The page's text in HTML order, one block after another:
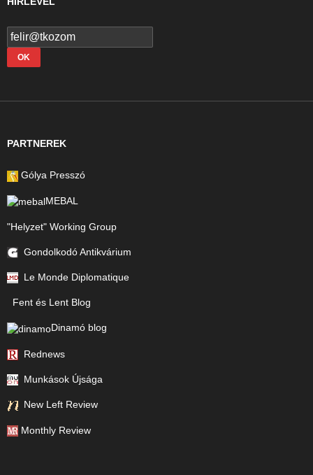
PARTNEREK
Gólya Presszó
MEBAL
"Helyzet" Working Group
Gondolkodó Antikvárium
Le Monde Diplomatique
Fent és Lent Blog
Dinamó blog
Rednews
Munkások Újsága
New Left Review
Monthly Review